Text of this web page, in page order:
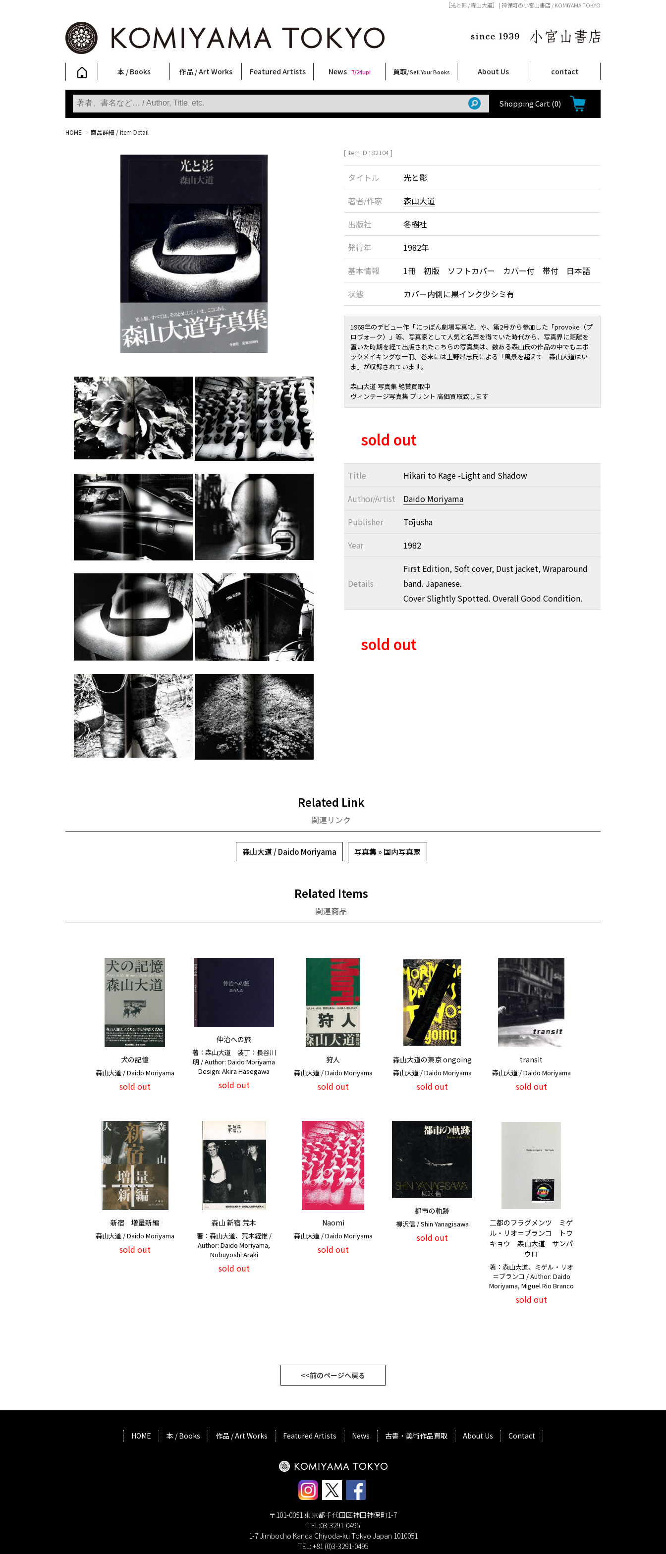
［光と影 / 森山大道］ | 神保町の小宮山書店 / KOMIYAMA TOKYO
本 / Books
写真集
Photobooks
ファッション
Fashion
アート / 美術
Art
文学・人文
Literature & Humanities
日本文化
Japanese Culture
新刊
New Books
SALE
SALE
作品 / Art Works
フォトグラフィー
Photography
ポスター
Posters
ストリートアート
Street Art
立体・その他
Sculptures / etc
アートワークス
Art Works
Primary Artworks
KOMIYAMA TOKYO ART LABEL
版画
Prints
Featured Artists
稲嶺啓一(東風終)
村田言恵
丸岡和吾
Rico Casella
キム・ロートン
菅谷晋一
柴田亜美
内藤啓介
CHRIS
三島剛
森山大道
三島由紀夫
北島敬三
横尾忠則
佐伯俊男
林月光
大類信
春川ナミオ
須藤昌人
天野タケル
COOKIE
大西洋介
内藤ルネ
二本木里美
秋赤音
News 7/24up!
新着・おすすめ商品 9/7up!
フェア・イベント情報 7/24up!
お店からのお知らせ 6/1up!
買取/ Sell Your Books
買取ブログ
買取専用フォーム
古書 / 古本の買取
美術品の買取
出張買取について
宅配買取について
店頭買取について
よくある質問
About Us
店舗案内
Shop Infomation
ご注文について
How to Order
特定商取引法に関する表示
プライバシーポリシー
contact
Shopping Cart (0)
HOME > 商品詳細 / Item Detail
[ Item ID : 82104 ]
タイトル
光と影
著者/作家
森山大道
出版社
冬樹社
発行年
1982年
基本情報
1冊 初版 ソフトカバー カバー付 帯付 日本語
状態
カバー内側に黒インク少シミ有
1968年のデビュー作「にっぽん劇場写真帖」や、第2号から参加した「provoke（プ
ロヴォーク）
」等、写真家として人気と名声を得ていた時代から、写真界に距離を
置いた時期を経て出版されたこちらの写真集は、数ある森山氏の作品の中でもエポ
ックメイキングな一冊。巻末には上野昂志氏による「風景を超えて 森山大道はい
ま」が収録されています。
森山大道 写真集 絶賛買取中
ヴィンテージ写真集 プリント 高価買取致します
sold out
Title
Hikari to Kage -Light and Shadow
Author/Artist
Daido Moriyama
Publisher
Tōjusha
Year
1982
Details
First Edition, Soft cover, Dust jacket, Wraparound
band. Japanese.
Cover Slightly Spotted. Overall Good Condition.
sold out
Related Link
関連リンク
森山大道 / Daido Moriyama 写真集 » 国内写真家
Related Items
関連商品
犬の記憶
森山大道 / Daido Moriyama
sold out
仲治への旅
著：森山大道 装丁：長谷川
明 / Author: Daido Moriyama
Design: Akira Hasegawa
sold out
狩人
森山大道 / Daido Moriyama
sold out
森山大道の東京 ongoing
森山大道 / Daido Moriyama
sold out
transit
森山大道 / Daido Moriyama
sold out
新宿 増量新編
森山大道 / Daido Moriyama
sold out
森山 新宿 荒木
著：森山大道、荒木経惟 /
Author: Daido Moriyama,
Nobuyoshi Araki
sold out
Naomi
森山大道 / Daido Moriyama
sold out
都市の軌跡
柳沢信 / Shin Yanagisawa
sold out
二都のフラグメンツ ミゲ
ル・リオ＝ブランコ トウ
キョウ 森山大道 サンパ
ウロ
著：森山大道、ミゲル・リオ
＝ブランコ / Author: Daido
Moriyama, Miguel Rio Branco
sold out
<<前のページへ戻る
HOME 本 / Books 作品 / Art Works Featured Artists News 古書・美術作品買取 About Us Contact
〒101-0051 東京都千代田区神田神保町1-7
TEL:03-3291-0495
1-7 Jimbocho Kanda Chiyoda-ku Tokyo Japan 1010051
TEL: +81 (0)3-3291-0495